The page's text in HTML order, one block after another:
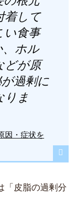
着して
い食事
ホル
どが原
過剰に
りま
因・症状を
「皮脂の過剰分